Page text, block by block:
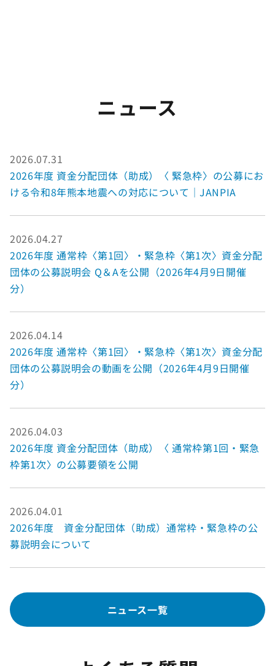
ニュース
2026.07.31
2026年度 資金分配団体（助成）〈 緊急枠〉の公募にお
ける令和8年熊本地震への対応について｜JANPIA
2026.04.27
2026年度 通常枠〈第1回〉・緊急枠〈第1次〉資金分配
団体の公募説明会 Q＆Aを公開（2026年4月9日開催
分）
2026.04.14
2026年度 通常枠〈第1回〉・緊急枠〈第1次〉資金分配
団体の公募説明会の動画を公開（2026年4月9日開催
分）
2026.04.03
2026年度 資金分配団体（助成）〈 通常枠第1回・緊急
枠第1次〉の公募要領を公開
2026.04.01
2026年度 資金分配団体（助成）通常枠・緊急枠の公
募説明会について
ニュース一覧